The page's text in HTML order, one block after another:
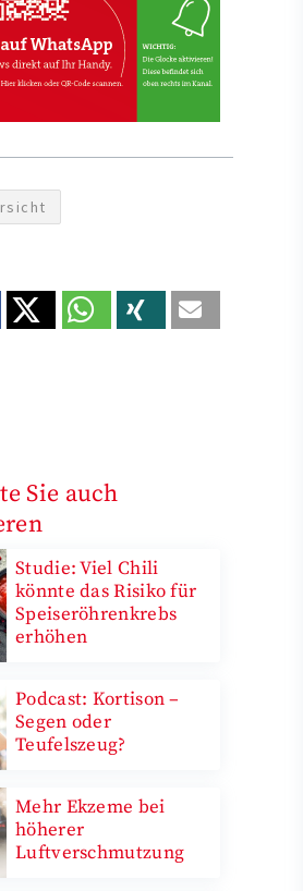
Sie auch
Studie: Viel Chili
könnte das Risiko für
Speiseröhrenkrebs
erhöhen
Podcast: Kortison –
Segen oder
Teufelszeug?
Mehr Ekzeme bei
höherer
Luftverschmutzung